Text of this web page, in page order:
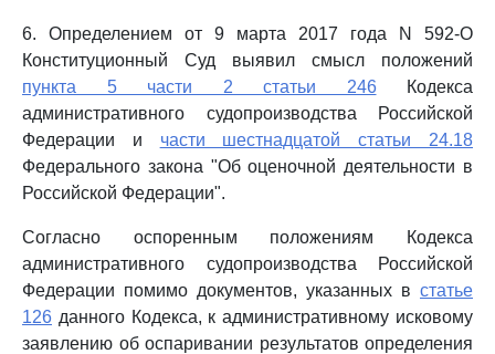
6. Определением от 9 марта 2017 года N 592-О
Конституционный Суд выявил смысл положений
пункта 5 части 2 статьи 246Кодекса
административного судопроизводства Российской
Федерации и части шестнадцатой статьи 24.18
Федерального закона "Об оценочной деятельности в
Российской Федерации".
Согласно оспоренным положениям Кодекса
административного судопроизводства Российской
Федерации помимо документов, указанных в статье
126 данного Кодекса, к административному исковому
заявлению об оспаривании результатов определения